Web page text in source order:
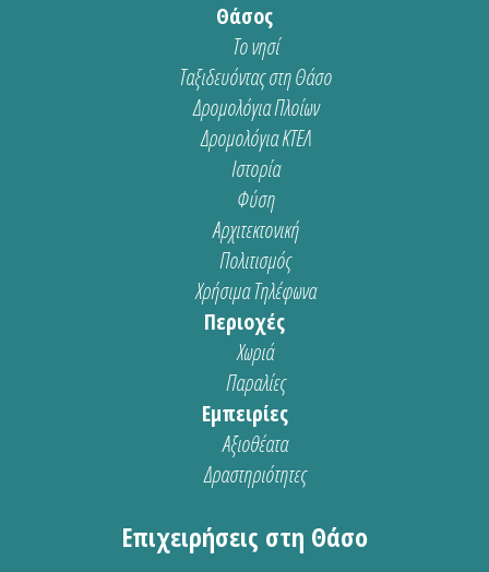
Θάσος
Το νησί
Ταξιδευόντας στη Θάσο
Δρομολόγια Πλοίων
Δρομολόγια ΚΤΕΛ
Ιστορία
Φύση
Αρχιτεκτονική
Πολιτισμός
Χρήσιμα Τηλέφωνα
Περιοχές
Χωριά
Παραλίες
Εμπειρίες
Αξιοθέατα
Δραστηριότητες
Επιχειρήσεις στη Θάσο